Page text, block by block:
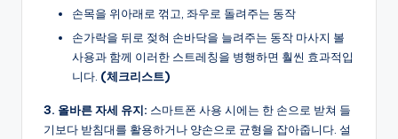
손목을 위아래로 꺾고, 좌우로 돌려주는 동작
손가락을 뒤로 젖혀 손바닥을 늘려주는 동작 마사지 볼
사용과 함께 이러한 스트레칭을 병행하면 훨씬 효과적입
니다. (체크리스트)
3. 올바른 자세 유지: 스마트폰 사용 시에는 한 손으로 받쳐 들
기보다 받침대를 활용하거나 양손으로 균형을 잡아줍니다. 설